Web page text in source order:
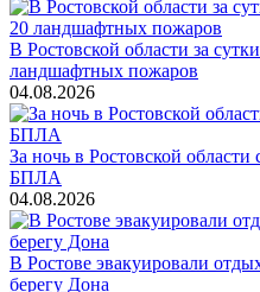
В Ростовской области за
ландшафтных пожаров
04.08.2026
За ночь в Ростовской
БПЛА
04.08.2026
В Ростове эвакуировали
берегу Дона